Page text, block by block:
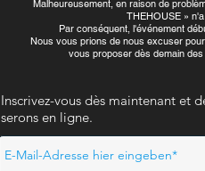
Malheureusement, en raison de
THEHOUSE »
Par conséquent, l'événement
Nous vous prions de nous excuser
vous proposer dès demain
Inscrivez-vous dès maintenant et
serons en ligne.